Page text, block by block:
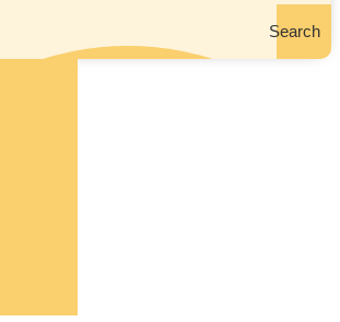
Search